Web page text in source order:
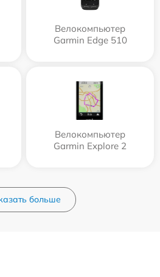
Велокомпьютер
Garmin Edge 510
Велокомпьютер
Garmin Explore 2
больше